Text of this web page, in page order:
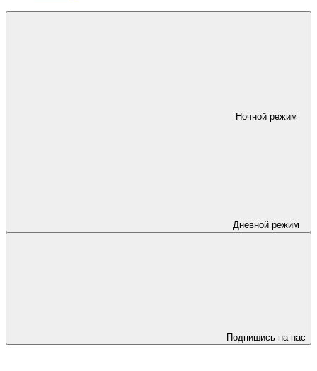
Ночной режим
Дневной режим
Подпишись на нас